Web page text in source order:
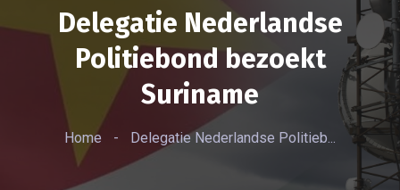
Delegatie Nederlandse
Politiebond bezoekt
Suriname
Home - Delegatie Nederlandse Politieb...